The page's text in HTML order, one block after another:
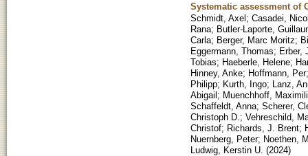
Systematic assessment of
Schmidt, Axel; Casadei,
Rana; Butler-Laporte,
Carla; Berger, Marc Moritz;
Eggermann, Thomas; Erber,
Tobias; Haeberle, Helene;
Hinney, Anke; Hoffmann, Per
Philipp; Kurth, Ingo; Lanz,
Abigail; Muenchhoff,
Schaffeldt, Anna; Scherer,
Christoph D. ; Vehreschild,
Christof; Richards, J. Brent;
Nuernberg, Peter; Noethen,
Ludwig, Kerstin U. (2024)